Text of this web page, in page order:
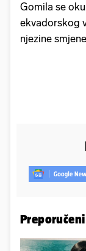
Gomila se
ekvadorskog
njezine